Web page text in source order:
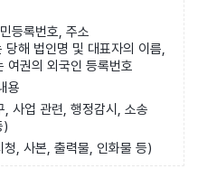
등록번호, 주소
해 법인명 및 대표자의 이름,
여권의 외국인 등록번호
용
, 사업 관련, 행정감시, 소송
)
, 사본, 출력물, 인화물 등)